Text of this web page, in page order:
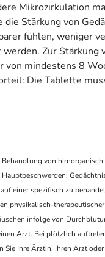
Mikrozirkulation
Stärkung von
fühlen, weniger
Zur Stärkung
mindestens 8
Die Tablette
von
einer spezifisch zu
physikalisch-
infolge von
Arzt. Bei plötzlich
Ihre Ärztin, Ihren Arzt